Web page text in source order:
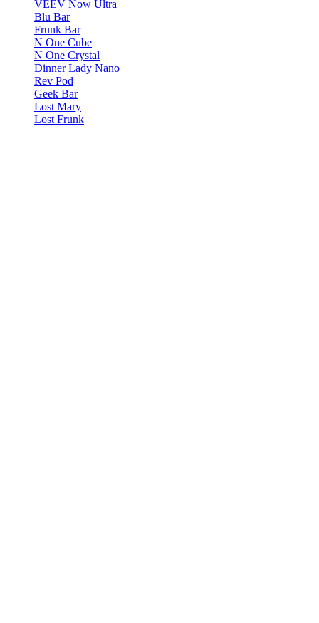
VEEV Now Ultra
Blu Bar
Frunk Bar
N One Cube
N One Crystal
Dinner Lady Nano
Rev Pod
Geek Bar
Lost Mary
Lost Frunk